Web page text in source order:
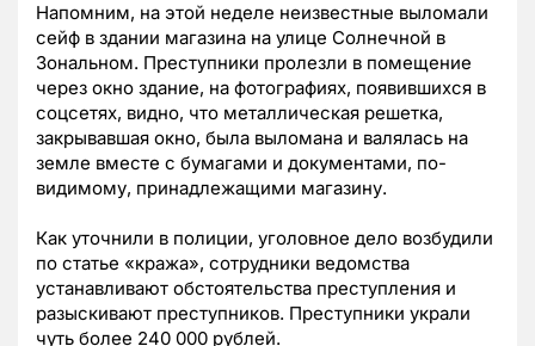
Напомним, на этой неделе неизвестные выломали
сейф в здании магазина на улице Солнечной в
Зональном. Преступники пролезли в помещение
через окно здание, на фотографиях, появившихся в
соцсетях, видно, что металлическая решетка,
закрывавшая окно, была выломана и валялась на
земле вместе с бумагами и документами, по-
видимому, принадлежащими магазину.
Как уточнили в полиции, уголовное дело возбудили
по статье «кража», сотрудники ведомства
устанавливают обстоятельства преступления и
разыскивают преступников. Преступники украли
чуть более 240 000 рублей.